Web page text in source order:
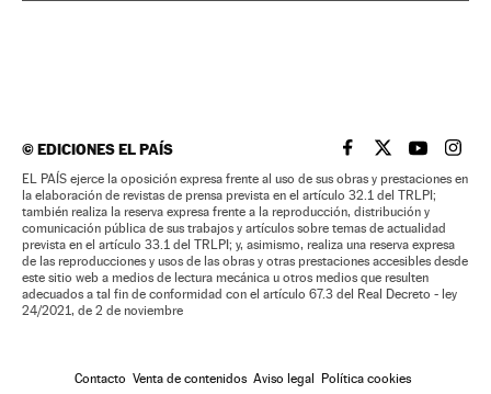
©EDICIONES EL PAÍS EL PAÍS BRASIL EN
EL PAÍSEL PAÍS
EL
EL PAÍS ejerce la oposición expresa frente al uso de sus obras y prestaciones en
la elaboración de revistas de prensa prevista en el artículo 32.1 del TRLPI;
también realiza la reserva expresa frente a la reproducción, distribución y
comunicación pública de sus trabajos y artículos sobre temas de actualidad
prevista en el artículo 33.1 del TRLPI; y, asimismo, realiza una reserva expresa
de las reproducciones y usos de las obras y otras prestaciones accesibles desde
este sitio web a medios de lectura mecánica u otros medios que resulten
adecuados a tal fin de conformidad con el artículo 67.3 del Real Decreto - ley
24/2021, de 2 de noviembre
Contacto Venta de contenidos Aviso legal Política cookies